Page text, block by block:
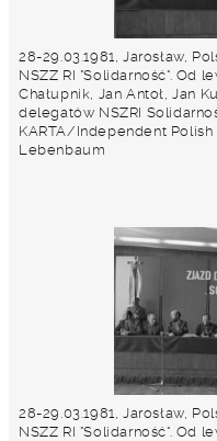
28-29.03.1981, Jarosław,
NSZZ RI "Solidarność". Od
Chałupnik, Jan Antoł, Jan
delegatów NSZRI
KARTA/Independent Polish
Lebenbaum
28-29.03.1981, Jarosław,
NSZZ RI "Solidarność". Od